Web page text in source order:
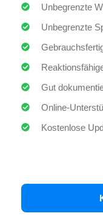
Unbegrenzte
Unbegrenzte
Gut
Online-
Kostenlose